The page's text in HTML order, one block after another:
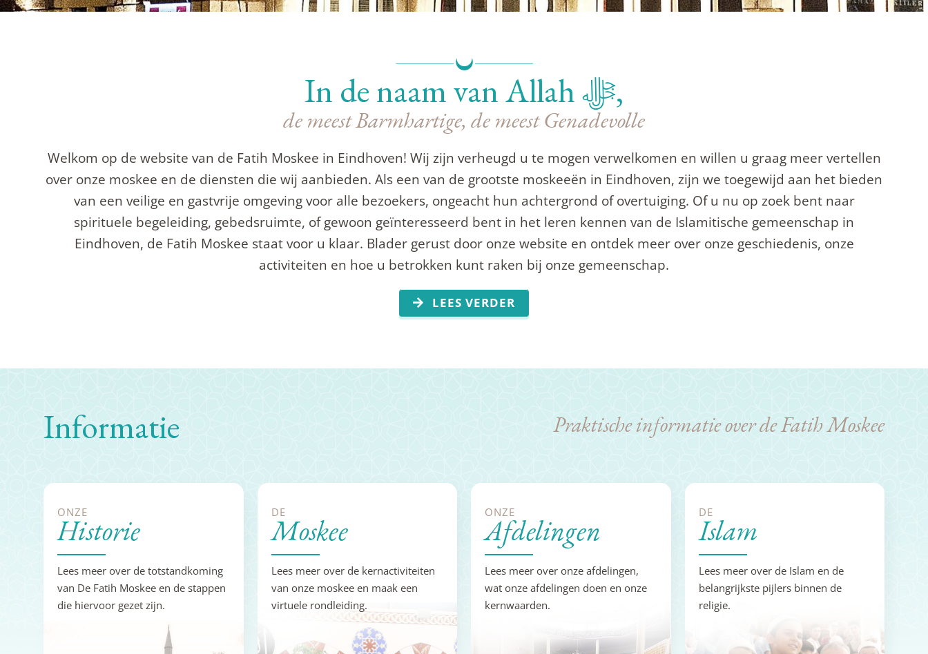
In de naam van Allah ﷻ,
de meest Barmhartige, de meest Genadevolle
Welkom op de website van de Fatih Moskee in Eindhoven! Wij zijn verheugd u te mogen verwelkomen en willen u graag meer vertellen
over onze moskee en de diensten die wij aanbieden. Als een van de grootste moskeeën in Eindhoven, zijn we toegewijd aan het bieden
van een veilige en gastvrije omgeving voor alle bezoekers, ongeacht hun achtergrond of overtuiging. Of u nu op zoek bent naar
spirituele begeleiding, gebedsruimte, of gewoon geïnteresseerd bent in het leren kennen van de Islamitische gemeenschap in
Eindhoven, de Fatih Moskee staat voor u klaar. Blader gerust door onze website en ontdek meer over onze geschiedenis, onze
activiteiten en hoe u betrokken kunt raken bij onze gemeenschap.
LEES VERDER
Informatie Praktische informatie over de Fatih Moskee
ONZE
Historie
Lees meer over de totstandkoming
van De Fatih Moskee en de stappen
die hiervoor gezet zijn.
DE
Moskee
Lees meer over de kernactiviteiten
van onze moskee en maak een
virtuele rondleiding.
ONZE
Afdelingen
Lees meer over onze afdelingen,
wat onze afdelingen doen en onze
kernwaarden.
DE
Islam
Lees meer over de Islam en de
belangrijkste pijlers binnen de
religie.